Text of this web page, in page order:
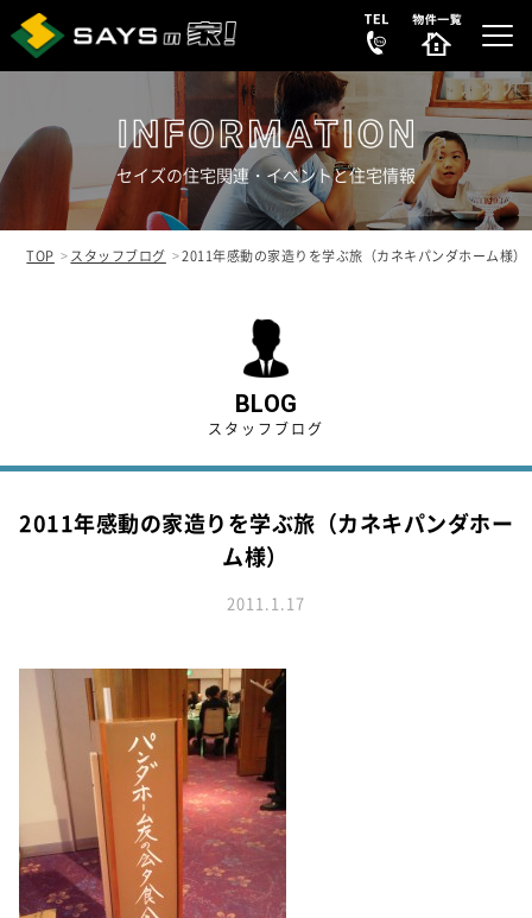
REASON
選ばれる理由
NEW HOUSE
販売中の新築分譲住宅
SECONDHAND
COMPANY
会社案内
お知らせ
建築実例
動画ギャラリー
ハウスメイキングラボ
耐震等級3の家づくり
「したまち未来活用」～不動産売却相談室～
プライバシーポリシー
サイトマップ
セイズの住宅関連・イベントと住宅情報
TOP スタッフブログ 2011年感動の家造りを学ぶ旅（カネキパンダホーム様
BLOG
スタッフブログ
2011年感動の家造りを学ぶ旅（カネキパンダホー
ム様）
2011.1.17